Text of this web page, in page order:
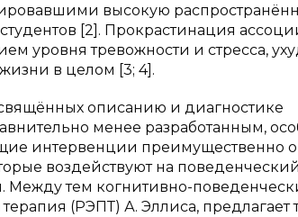
высокую
[2]. Прокрастинация
уровня тревожности и стресса,
в целом [3; 4].
описанию и диагностике
менее разработанным,
интервенции преимущественно
воздействуют на
Между тем когнитивно-
(РЭПТ) А. Эллиса, предлагает